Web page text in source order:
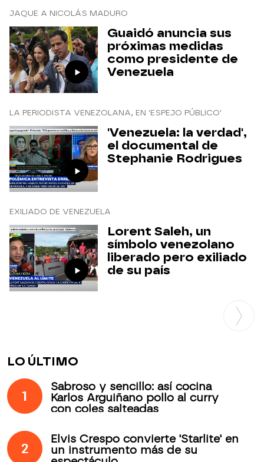
JAQUE A NICOLÁS MADURO
Guaidó anuncia sus
próximas medidas
como presidente de
Venezuela
LA PERIODISTA VENEZOLANA, EN 'ESPEJO PÚBLICO'
'Venezuela: la verdad',
el documental de
Stephanie Rodrigues
EXILIADO DE VENEZUELA
Lorent Saleh, un
símbolo venezolano
liberado pero exiliado
de su país
LO ÚLTIMO
1
Sabroso y sencillo: así cocina
Karlos Arguiñano pollo al curry
con coles salteadas
2
Elvis Crespo convierte 'Starlite' en
un instrumento más de su